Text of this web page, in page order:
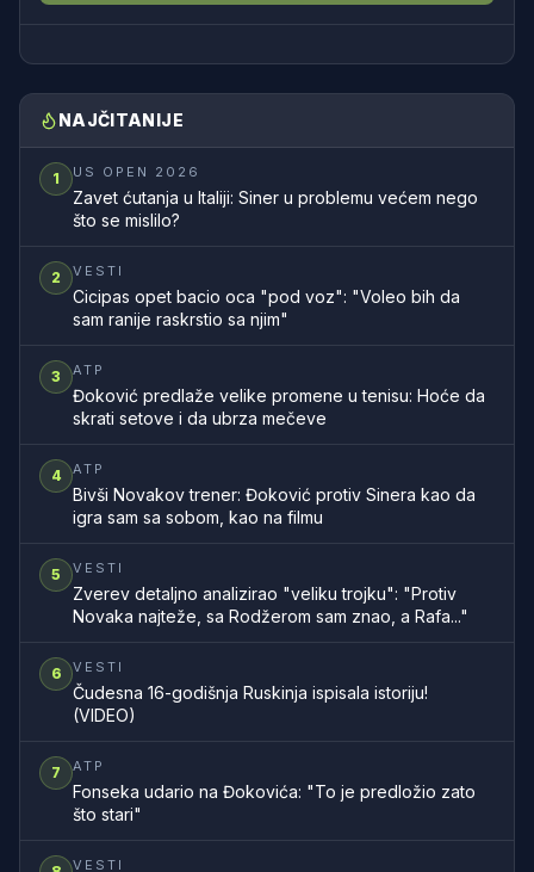
NAJČITANIJE
1 US OPEN 2026
Zavet ćutanja u Italiji: Siner u problemu većem nego
što se mislilo?
2 VESTI
Cicipas opet bacio oca "pod voz": "Voleo bih da
sam ranije raskrstio sa njim"
3 ATP
Đoković predlaže velike promene u tenisu: Hoće da
skrati setove i da ubrza mečeve
4 ATP
Bivši Novakov trener: Đoković protiv Sinera kao da
igra sam sa sobom, kao na filmu
5 VESTI
Zverev detaljno analizirao "veliku trojku": "Protiv
Novaka najteže, sa Rodžerom sam znao, a Rafa..."
6 VESTI
Čudesna 16-godišnja Ruskinja ispisala istoriju!
(VIDEO)
7 ATP
Fonseka udario na Đokovića: "To je predložio zato
što stari"
VESTI